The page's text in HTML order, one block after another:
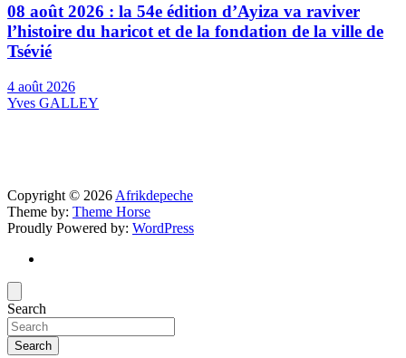
08 août 2026 : la 54e édition d’Ayiza va raviver
l’histoire du haricot et de la fondation de la ville de
Tsévié
4 août 2026
Yves GALLEY
Copyright © 2026 Afrikdepeche
Theme by: Theme Horse
Proudly Powered by: WordPress
Search
Search